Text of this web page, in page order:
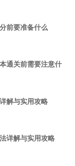
前要准备什么
通关前需要注意什
解与实用攻略
详解与实用攻略